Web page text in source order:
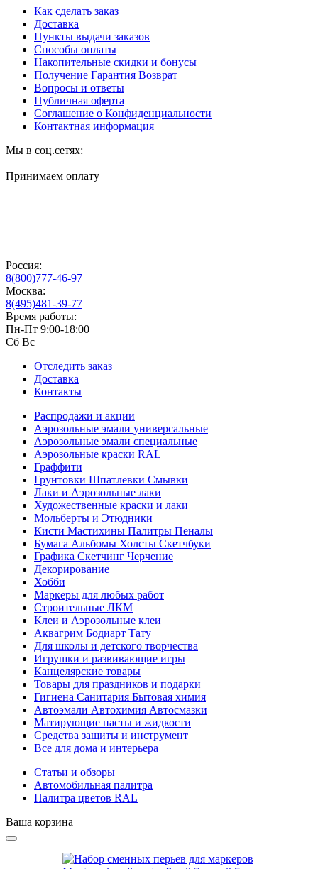
Как сделать заказ
Доставка
Пункты выдачи заказов
Способы оплаты
Накопительные скидки и бонусы
Получение Гарантия Возврат
Вопросы и ответы
Публичная оферта
Соглашение о Конфиденциальности
Контактная информация
Мы в соц.сетях:
Принимаем оплату
Россия:
8(800)777-46-97
Москва:
8(495)481-39-77
Время работы:
Пн-Пт 9:00-18:00
Сб Вс
Отследить заказ
Доставка
Контакты
Распродажи и акции
Аэрозольные эмали универсальные
Аэрозольные эмали специальные
Аэрозольные краски RAL
Граффити
Грунтовки Шпатлевки Смывки
Лаки и Аэрозольные лаки
Художественные краски и лаки
Мольберты и Этюдники
Кисти Мастихины Палитры Пеналы
Бумага Альбомы Холсты Скетчбуки
Графика Скетчинг Черчение
Декорирование
Хобби
Маркеры для любых работ
Строительные ЛКМ
Клеи и Аэрозольные клеи
Аквагрим Бодиарт Тату
Для школы и детского творчества
Игрушки и развивающие игры
Канцелярские товары
Товары для праздников и подарки
Гигиена Санитария Бытовая химия
Автоэмали Автохимия Автосмазки
Матирующие пасты и жидкости
Средства защиты и инструмент
Все для дома и интерьера
Статьи и обзоры
Автомобильная палитра
Палитра цветов RAL
Ваша корзина